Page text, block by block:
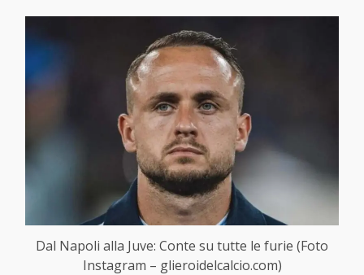
Dal Napoli alla Juve: Conte su tutte le furie (Foto
Instagram – glieroidelcalcio.com)